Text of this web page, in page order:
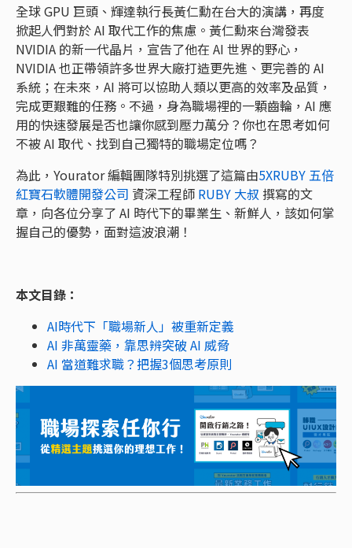
全球 GPU 巨頭、輝達執行長黃仁勳在台大的演講，再度
掀起人們對於 AI 取代工作的焦慮。黃仁勳來台灣發表
NVIDIA 的新一代晶片，宣告了他在 AI 世界的野心，
NVIDIA 也正帶領許多世界大廠打造更先進、更完善的 AI
系統；在未來，AI 將可以協助人類以更高的效率及品質，
完成更艱難的任務。不過，身為職場裡的一顆齒輪，AI 應
用的快速發展是否也讓你感到壓力萬分？你也在思考如何
不被 AI 取代、找到自己獨特的職場定位嗎？
為此，Yourator 編輯團隊特別挑選了這篇由5XRUBY 五倍
紅寶石軟體開發公司 資深工程師 RUBY 大叔 撰寫的文
章，向各位分享了 AI 時代下的畢業生、新鮮人，該如何掌
握自己的優勢，面對這波浪潮！
本文目錄：
AI時代下「職場新人」被重新定義
AI 非萬靈藥，靠思辨突破 AI 威脅
AI 當道難求職？把握3個思考原則